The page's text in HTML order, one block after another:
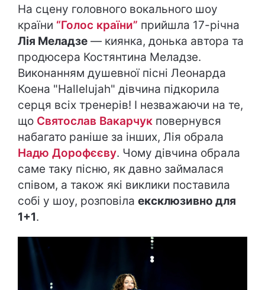
На сцену головного вокального шоу
країни “Голос країни” прийшла 17-річна
Лія Меладзе — киянка, донька автора та
продюсера Костянтина Меладзе.
Виконанням душевної пісні Леонарда
Коена "Hallelujah" дівчина підкорила
серця всіх тренерів! І незважаючи на те,
що Святослав Вакарчук повернувся
набагато раніше за інших, Лія обрала
Надю Дорофєєву. Чому дівчина обрала
саме таку пісню, як давно займалася
співом, а також які виклики поставила
собі у шоу, розповіла ексклюзивно для
1+1.